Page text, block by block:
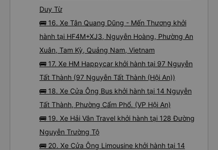
Duy Từ
🚌 16. Xe Tân Quang Dũng - Mến Thương khởi
hành tại HF4M+XJ3, Nguyễn Hoàng, Phường An
Xuân, Tam Kỳ, Quảng Nam, Vietnam
🚌 17. Xe HM Happycar khởi hành tại 97 Nguyễn
Tất Thành (97 Nguyễn Tất Thành (Hội An))
🚌 18. Xe Cửa Ông Bus khởi hành tại 14 Nguyễn
Tất Thành, Phường Cẩm Phổ. (VP Hội An)
🚌 19. Xe Hải Vân Travel khởi hành tại 128 Đường
Nguyễn Trường Tộ
🚌 20. Xe Cửa Ông Limousine khởi hành tại 14